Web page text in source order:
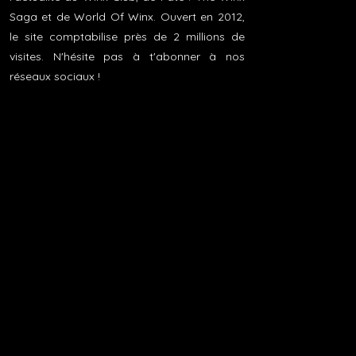
Saga et de World Of Winx. Ouvert en 2012,
le site comptabilise près de 2 millions de
visites. N'hésite pas à t'abonner à nos
réseaux sociaux !